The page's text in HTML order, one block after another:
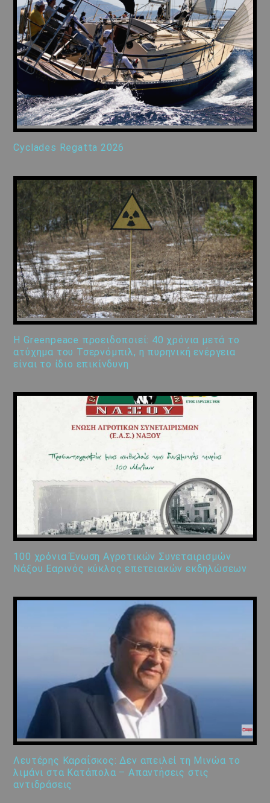
Cyclades Regatta 2026
Η Greenpeace προειδοποιεί: 40 χρόνια μετά το
ατύχημα του Τσερνόμπιλ, η πυρηνική ενέργεια
είναι το ίδιο επικίνδυνη
100 χρόνια Ένωση Αγροτικών Συνεταιρισμών
Νάξου Εαρινός κύκλος επετειακών εκδηλώσεων
Λευτέρης Καραΐσκος: Δεν απειλεί τη Μινώα το
λιμάνι στα Κατάπολα – Απαντήσεις στις
αντιδράσεις